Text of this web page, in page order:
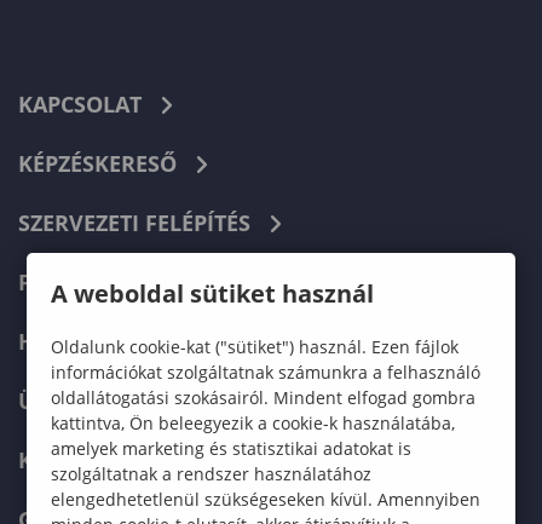
KAPCSOLAT
KÉPZÉSKERESŐ
SZERVEZETI FELÉPÍTÉS
FELVÉTELIZŐKNEK
HALLGATÓKNAK
ÜZLETI PARTNEREKNEK
KARRIER
A weboldal sütiket használ
Oldalunk cookie-kat ("sütiket") használ. Ezen fájlok
információkat szolgáltatnak számunkra a felhasználó
oldallátogatási szokásairól. Mindent elfogad gombra
kattintva, Ön beleegyezik a cookie-k használatába,
amelyek marketing és statisztikai adatokat is
szolgáltatnak a rendszer használatához
elengedhetetlenül szükségeseken kívül. Amennyiben